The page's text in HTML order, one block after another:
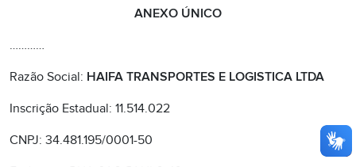
ANEXO ÚNICO
…………
Razão Social: HAIFA TRANSPORTES E LOGISTICA LTDA
Inscrição Estadual: 11.514.022
CNPJ: 34.481.195/0001-50